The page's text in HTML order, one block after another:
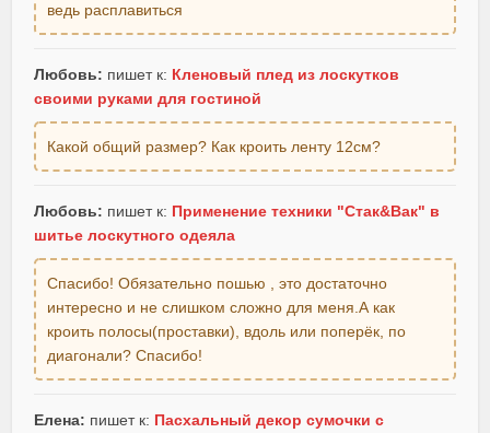
ведь расплавиться
Любовь: пишет к: Кленовый плед из лоскутков
своими руками для гостиной
Какой общий размер? Как кроить ленту 12см?
Любовь: пишет к: Применение техники "Стак&Вак" в
шитье лоскутного одеяла
Спасибо! Обязательно пошью , это достаточно
интересно и не слишком сложно для меня.А как
кроить полосы(проставки), вдоль или поперёк, по
диагонали? Спасибо!
Елена: пишет к: Пасхальный декор сумочки с